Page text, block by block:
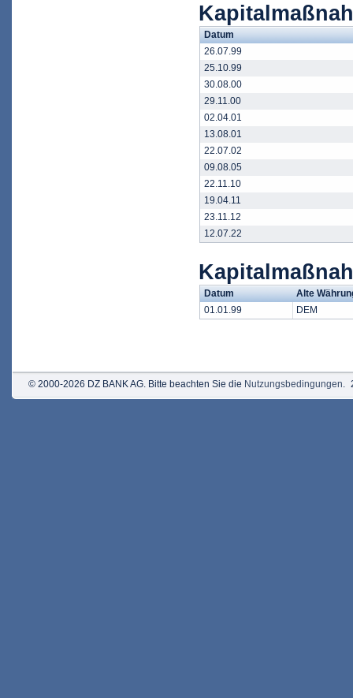
Datum
26.07.99
25.10.99
30.08.00
29.11.00
02.04.01
13.08.01
22.07.02
09.08.05
22.11.10
19.04.11
23.11.12
12.07.22
Datum
Alte
01.01.99
DEM
© 2000-2026 DZ BANK AG. Bitte beachten Sie die Nutzungsbedingungen.